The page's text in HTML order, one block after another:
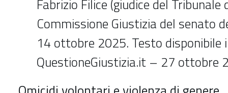
Fabrizio Filice (giudice del
Commissione Giustizia del senato
14 ottobre 2025. Testo disponibile
QuestioneGiustizia.it – 27 ottobre